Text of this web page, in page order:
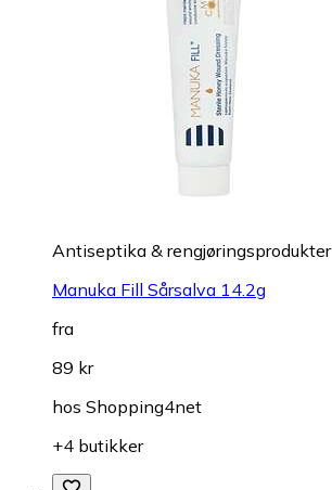
Antiseptika & rengjøringsprodukter
Manuka Fill Sårsalva 14.2g
fra
89 kr
hos Shopping4net
+4 butikker